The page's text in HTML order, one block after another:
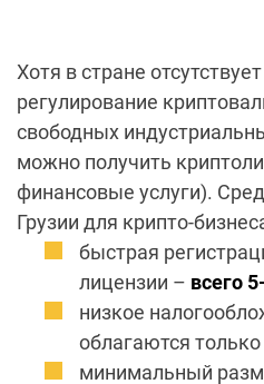
Хотя в стране
регулирование
свободных
можно получить
финансовые услуги).
Грузии для крипто-
быстрая
лицензии – всего
низкое
облагаются
минимальный